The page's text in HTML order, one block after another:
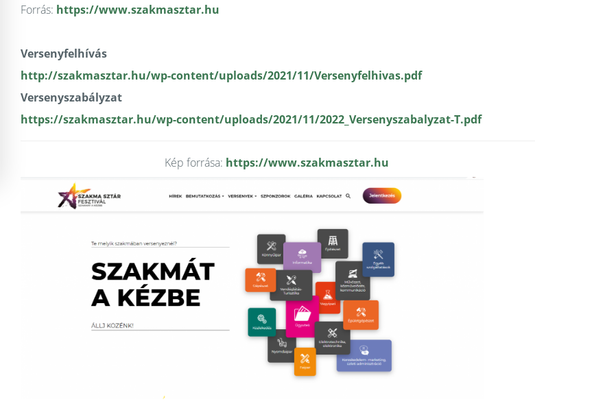
Forrás: https://www.szakmasztar.hu
Versenyfelhívás
http://szakmasztar.hu/wp-content/uploads/2021/11/Versenyfelhivas.pdf
Versenyszabályzat
https://szakmasztar.hu/wp-content/uploads/2021/11/2022_Versenyszabalyzat-T.pdf
Kép forrása: https://www.szakmasztar.hu